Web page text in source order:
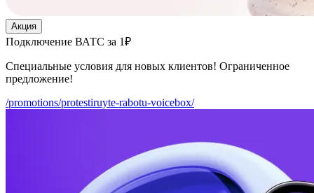
Акция
Подключение ВАТС за 1₽
Специальные условия для новых клиентов! Ограниченное
предложение!
/promotions/protestiruyte-rabotu-voicebox/